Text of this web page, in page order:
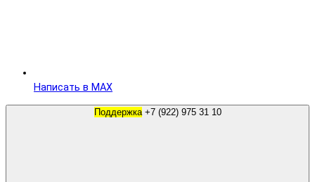
Написать в MAX
Поддержка +7 (922) 975 31 10